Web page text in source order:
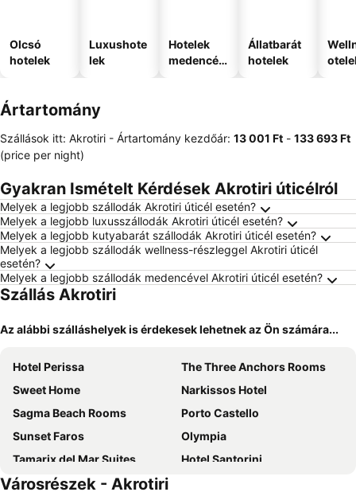
Olcsó
hotelek
Luxushote
lek
Hotelek
medencév
Állatbarát
hotelek
Ártartomány
Szállások itt: Akrotiri - Ártartomány kezdőár: ‎13 001 Ft - ‎133 693 Ft
(price per night)
Gyakran Ismételt Kérdések Akrotiri úticélról
Melyek a legjobb szállodák Akrotiri úticél esetén?
Melyek a legjobb luxusszállodák Akrotiri úticél esetén?
Melyek a legjobb kutyabarát szállodák Akrotiri úticél esetén?
Melyek a legjobb szállodák wellness-részleggel Akrotiri úticél
esetén?
Melyek a legjobb szállodák medencével Akrotiri úticél esetén?
Szállás Akrotiri
Az alábbi szálláshelyek is érdekesek lehetnek az Ön számára...
Hotel Perissa
The Three Anchors Rooms
Sweet Home
Narkissos Hotel
Sagma Beach Rooms
Porto Castello
Sunset Faros
Olympia
Tamarix del Mar Suites
Hotel Santorini
Esperas Santorini Hotel
Városrészek - Akrotiri